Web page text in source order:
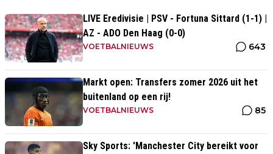
LIVE Eredivisie | PSV - Fortuna Sittard (1-1) |
AZ - ADO Den Haag (0-0)
VOETBALNIEUWS 643
Markt open: Transfers zomer 2026 uit het
buitenland op een rij!
VOETBALNIEUWS 85
Sky Sports: 'Manchester City bereikt voor